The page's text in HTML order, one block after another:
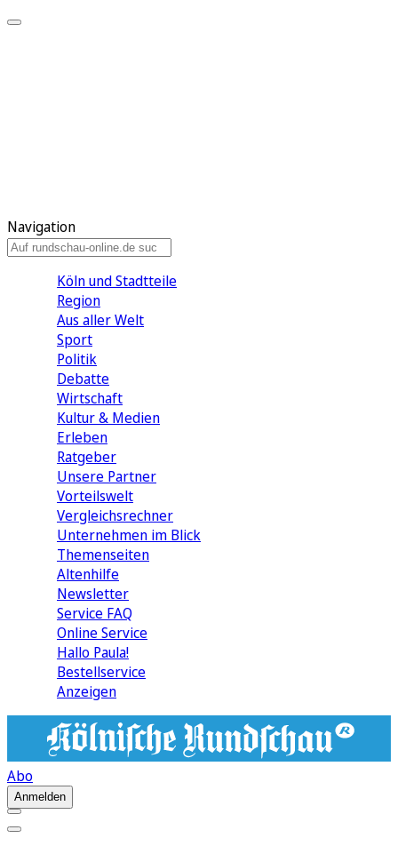
Navigation
Köln und Stadtteile
Region
Aus aller Welt
Sport
Politik
Debatte
Wirtschaft
Kultur & Medien
Erleben
Ratgeber
Unsere Partner
Vorteilswelt
Vergleichsrechner
Unternehmen im Blick
Themenseiten
Altenhilfe
Newsletter
Service FAQ
Online Service
Hallo Paula!
Bestellservice
Anzeigen
Abo
Anmelden